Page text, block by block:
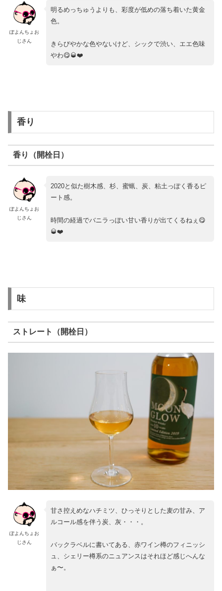
ぽよんちょお
じさん
明るめっちゅうよりも、彩度が低めの落ち着いた黄金
色。
きらびやかな色やないけど、シックで渋い、エエ色味
やわ😋🥃❤️
香り
香り（開栓日）
ぽよんちょお
じさん
2020と似た樹木感、杉、蜜蝋、炭、粘土っぽく香るピ
ート感。
時間の経過でバニラっぽい甘い香りが出てくるねぇ😋
🥃❤️
味
ストレート（開栓日）
ぽよんちょお
じさん
甘さ控えめなハチミツ、ひっそりとした麦の甘み、ア
ルコール感を伴う炭、灰・・・。
バックラベルに書いてある、赤ワイン樽のフィニッシ
ュ、シェリー樽系のニュアンスはそれほど感じへんな
ぁ〜。